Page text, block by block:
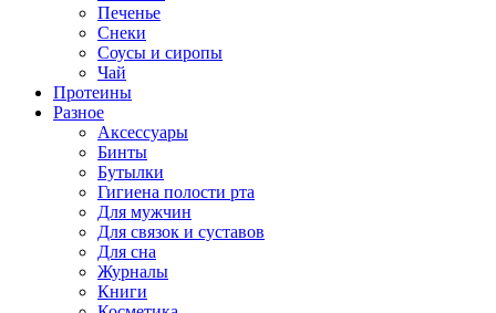
Печенье
Снеки
Соусы и сиропы
Чай
Протеины
Разное
Аксессуары
Бинты
Бутылки
Гигиена полости рта
Для мужчин
Для связок и суставов
Для сна
Журналы
Книги